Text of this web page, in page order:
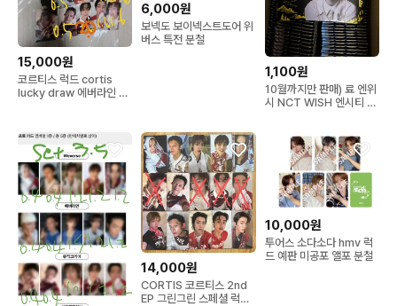
15,000원
코르티스 럭드 cortis
lucky draw 에버라인 뮤
6,000원
보넥도 보이넥스트도어 위
버스 특전 분철
1,100원
10월까지만 판매) 료 엔위
시 NCT WISH 엔시티 위
14,000원
CORTIS 코르티스 2nd
EP 그린그린 스페셜 럭드
10,000원
투어스 소다소다 hmv 럭
드 예판 미공포 앨포 분철